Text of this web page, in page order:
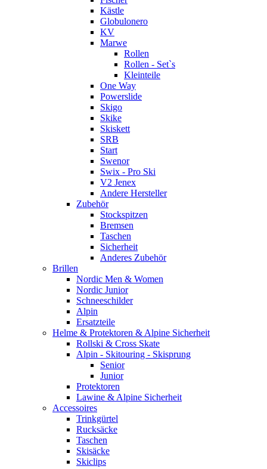
Kästle
Globulonero
KV
Marwe
Rollen
Rollen - Set`s
Kleinteile
One Way
Powerslide
Skigo
Skike
Skiskett
SRB
Start
Swenor
Swix - Pro Ski
V2 Jenex
Andere Hersteller
Zubehör
Stockspitzen
Bremsen
Taschen
Sicherheit
Anderes Zubehör
Brillen
Nordic Men & Women
Nordic Junior
Schneeschilder
Alpin
Ersatzteile
Helme & Protektoren & Alpine Sicherheit
Rollski & Cross Skate
Alpin - Skitouring - Skisprung
Senior
Junior
Protektoren
Lawine & Alpine Sicherheit
Accessoires
Trinkgürtel
Rucksäcke
Taschen
Skisäcke
Skiclips